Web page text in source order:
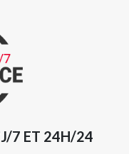
7 ET 24H/24